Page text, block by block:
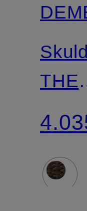
THE
NEW